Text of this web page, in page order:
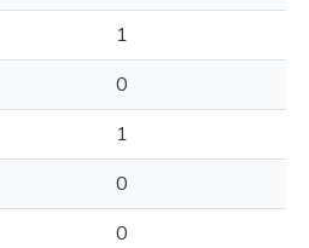
1
0
1
0
0